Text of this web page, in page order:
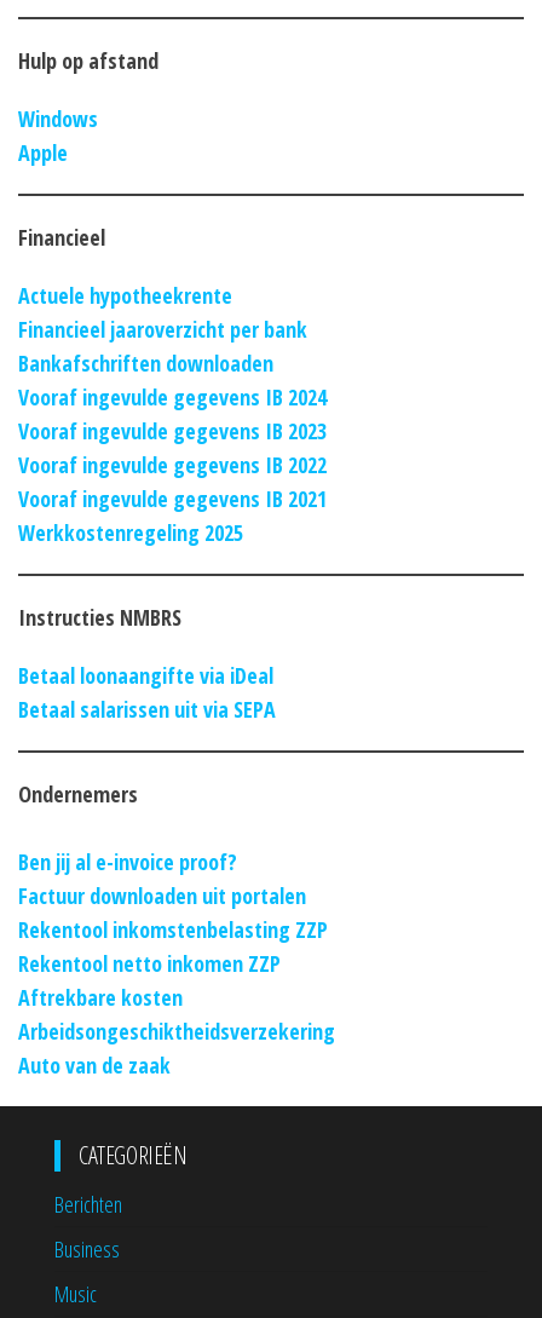
Hulp op afstand
Windows
Apple
Financieel
Actuele hypotheekrente
Financieel jaaroverzicht per bank
Bankafschriften downloaden
Vooraf ingevulde gegevens IB 2024
Vooraf ingevulde gegevens IB 2023
Vooraf ingevulde gegevens IB 2022
Vooraf ingevulde gegevens IB 2021
Werkkostenregeling 2025
Instructies NMBRS
Betaal loonaangifte via iDeal
Betaal salarissen uit via SEPA
Ondernemers
Ben jij al e-invoice proof?
Factuur downloaden uit portalen
Rekentool inkomstenbelasting ZZP
Rekentool netto inkomen ZZP
Aftrekbare kosten
Arbeidsongeschiktheidsverzekering
Auto van de zaak
CATEGORIEËN
Berichten
Business
Music